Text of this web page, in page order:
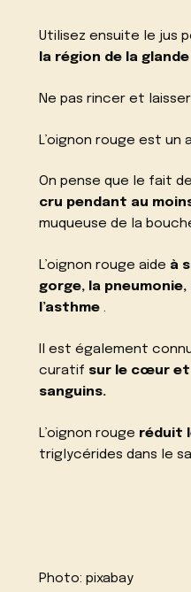
Utilisez ensuite le jus
la région de la
Ne pas rincer et
L’oignon rouge est
On pense que le fait de
cru pendant au
muqueuse de la
L’oignon rouge aide à
gorge, la
l’asthme.
Il est également
curatif sur le cœur et
sanguins.
L’oignon rouge réduit
triglycérides dans le
Photo:pixabay